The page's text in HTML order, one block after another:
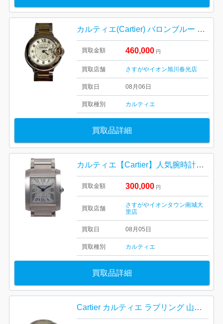
カルティエ(Cartier) バロンブルー SM(W3BB0005) レディース 腕時計
買取金額 460,000 円
買取店舗 さすがやイオン旭川春光店
買取日 08月06日
買取種別 カルティエ
買取品詳細
カルティエ【Cartier】人気腕時計「タンクフランセーズSM」
買取金額 300,000 円
買取店舗
さすがやイオンタウン南城大
里店
買取日 08月05日
買取種別 カルティエ
買取品詳細
Cartier カルティエ ラブリング 山形市